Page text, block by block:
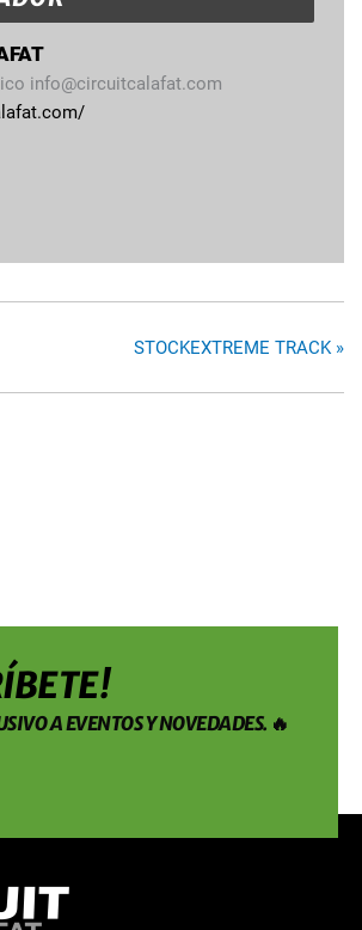
info@circuitcalafat.com
STOCKEXTREME TRACK »
A EVENTOS Y NOVEDADES. 🔥